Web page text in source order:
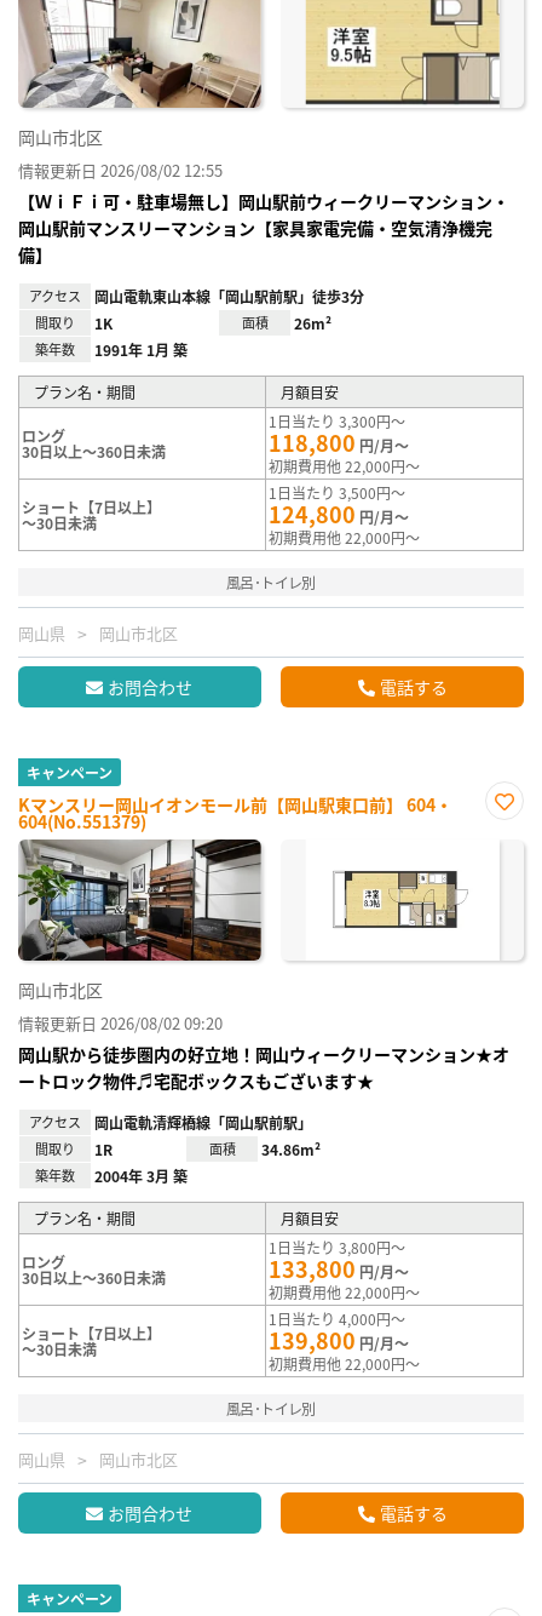
り登
岡山市北区
情報更新日 2026/08/02 12:55
【ＷｉＦｉ可・駐車場無し】岡山駅前ウィークリーマンション・
岡山駅前マンスリーマンション【家具家電完備・空気清浄機完
備】
アクセス 岡山電軌東山本線「岡山駅前駅」徒歩3分
間取り 1K 面積 26m²
築年数 1991年 1月 築
プラン名・期間 月額目安
ロング
30日以上～360日未満
1日当たり 3,300円～
118,800 円/月～
初期費用他 22,000円～
ショート【7日以上】
～30日未満
1日当たり 3,500円～
124,800 円/月～
初期費用他 22,000円～
風呂･トイレ別
岡山県 岡山市北区
お問合わせ 電話する
キャンペーン
Kマンスリー岡山イオンモール前【岡山駅東口前】 604・
604(No.551379)
に入
岡山市北区
情報更新日 2026/08/02 09:20
岡山駅から徒歩圏内の好立地！岡山ウィークリーマンション★オ
ートロック物件♬宅配ボックスもございます★
アクセス 岡山電軌清輝橋線「岡山駅前駅」
間取り 1R 面積 34.86m²
築年数 2004年 3月 築
プラン名・期間 月額目安
ロング
30日以上～360日未満
1日当たり 3,800円～
133,800 円/月～
初期費用他 22,000円～
ショート【7日以上】
～30日未満
1日当たり 4,000円～
139,800 円/月～
初期費用他 22,000円～
風呂･トイレ別
岡山県 岡山市北区
お問合わせ 電話する
キャンペーン